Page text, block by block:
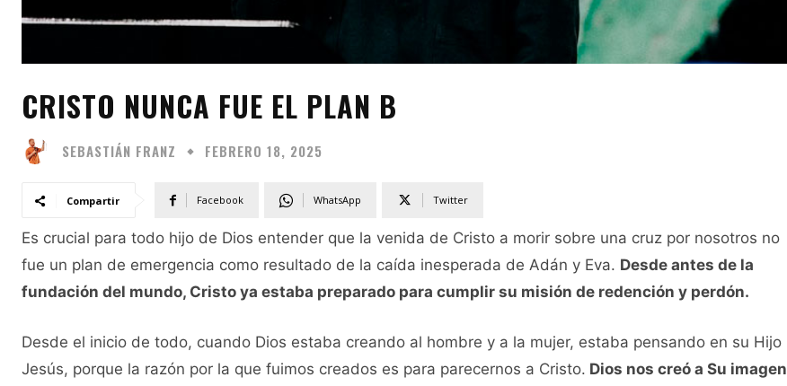
CRISTO NUNCA FUE EL PLAN B
SEBASTIÁN FRANZ FEBRERO 18, 2025
Compartir Facebook Twitter
WhatsApp
Es crucial para todo hijo de Dios entender que la venida de Cristo a morir sobre una cruz por nosotros no
fue un plan de emergencia como resultado de la caída inesperada de Adán y Eva. Desde antes de la
fundación del mundo, Cristo ya estaba preparado para cumplir su misión de redención y perdón.
Desde el inicio de todo, cuando Dios estaba creando al hombre y a la mujer, estaba pensando en su Hijo
Jesús, porque la razón por la que fuimos creados es para parecernos a Cristo. Dios nos creó a Su imagen